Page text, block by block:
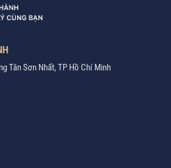
Tân Sơn Nhất, TP Hồ Chí Minh